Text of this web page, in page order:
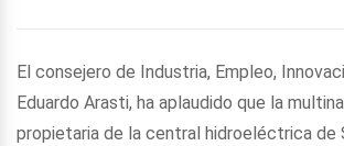
El consejero de Industria, Empleo,
Eduardo Arasti, ha aplaudido que la
propietaria de la central hidroeléctrica de